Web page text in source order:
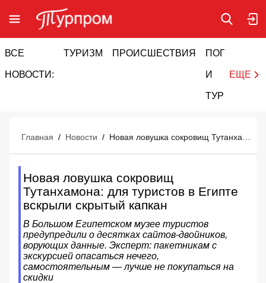
ВСЕ
НОВОСТИ:
ТУРИЗМ ПРОИСШЕСТВИЯ ПОГОДА
И
ТУРИЗМ
ЕЩЕ
Главная / Новости /
Новая ловушка сокровищ
Тутанхамона: для туристов в Египте
вскрыли скрытый капкан
В Большом Египетском музее туристов
предупредили о десятках сайтов-двойников,
ворующих данные. Эксперт: пакетникам с
экскурсией опасаться нечего,
самостоятельным — лучше не покупаться на
скидки